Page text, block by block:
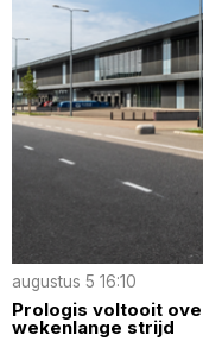
augustus 5 16:10
Prologis voltooit
wekenlange strijd